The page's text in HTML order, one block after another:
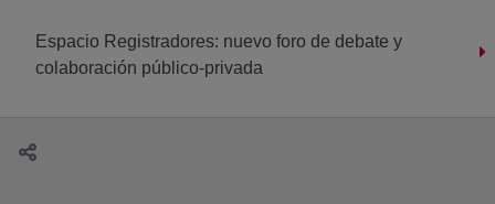
Espacio Registradores: nuevo foro de debate y
colaboración público-privada